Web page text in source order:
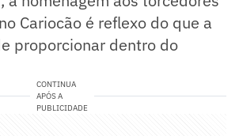
Cariocão é reflexo do que a
proporcionar dentro do
CONTINUA
APÓS A
PUBLICIDADE